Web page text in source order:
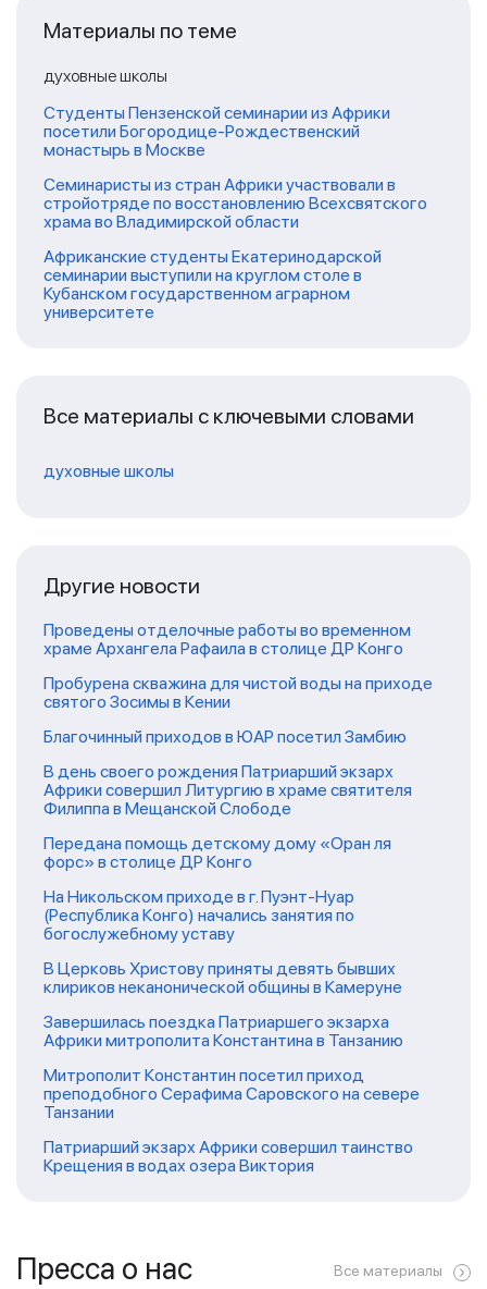
Материалы по теме
духовные школы
Студенты Пензенской семинарии из Африки
посетили Богородице-Рождественский
монастырь в Москве
Семинаристы из стран Африки участвовали в
стройотряде по восстановлению Всехсвятского
храма во Владимирской области
Африканские студенты Екатеринодарской
семинарии выступили на круглом столе в
Кубанском государственном аграрном
университете
Все материалы с ключевыми словами
духовные школы
Другие новости
Проведены отделочные работы во временном
храме Архангела Рафаила в столице ДР Конго
Пробурена скважина для чистой воды на приходе
святого Зосимы в Кении
Благочинный приходов в ЮАР посетил Замбию
В день своего рождения Патриарший экзарх
Африки совершил Литургию в храме святителя
Филиппа в Мещанской Слободе
Передана помощь детскому дому «Оран ля
форс» в столице ДР Конго
На Никольском приходе в г. Пуэнт-Нуар
(Республика Конго) начались занятия по
богослужебному уставу
В Церковь Христову приняты девять бывших
клириков неканонической общины в Камеруне
Завершилась поездка Патриаршего экзарха
Африки митрополита Константина в Танзанию
Митрополит Константин посетил приход
преподобного Серафима Саровского на севере
Танзании
Патриарший экзарх Африки совершил таинство
Крещения в водах озера Виктория
Пресса о нас Все материалы